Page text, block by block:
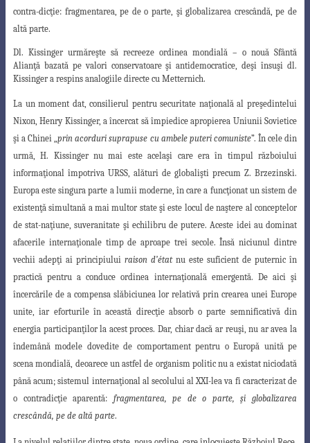
contra-dicţie: fragmentarea, pe de o parte, şi globalizarea crescândă, pe de
altă parte.
Dl. Kissinger urmăreşte să recreeze ordinea mondială – o nouă Sfântă
Alianţă bazată pe valori conservatoare şi antidemocratice, deşi însuşi dl.
Kissinger a respins analogiile directe cu Metternich.
La un moment dat, consilierul pentru securitate naţională al preşedintelui
Nixon, Henry Kissinger, a încercat să împiedice apropierea Uniunii Sovietice
şi a Chinei „prin acorduri suprapuse cu ambele puteri comuniste”. În cele din
urmă, H. Kissinger nu mai este acelaşi care era în timpul războiului
informaţional împotriva URSS, alături de globalişti precum Z. Brzezinski.
Europa este singura parte a lumii moderne, în care a funcţionat un sistem de
existenţă simultană a mai multor state şi este locul de naştere al conceptelor
de stat-naţiune, suveranitate şi echilibru de putere. Aceste idei au dominat
afacerile internaţionale timp de aproape trei secole. Însă niciunul dintre
vechii adepţi ai principiului raison d’étatnu este suficient de puternic în
practică pentru a conduce ordinea internaţională emergentă. De aici şi
încercările de a compensa slăbiciunea lor relativă prin crearea unei Europe
unite, iar eforturile înaceastă direcţie absorb o parte semnificativă din
energia participanţilor la acest proces. Dar, chiar dacă ar reuşi, nu ar avea la
îndemână modele dovedite de comportament pentru o Europă unită pe
scena mondială, deoarece un astfel de organism politic nu a existat niciodată
până acum; sistemul internaţional al secolului al XXI-lea va fi caracterizat de
o contradicţie aparentă: fragmentarea, pe de o parte, şi globalizarea
crescândă, pe de altă parte.